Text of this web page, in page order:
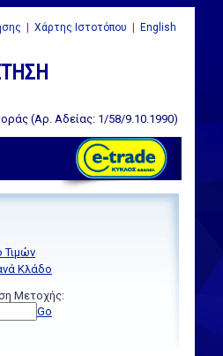
Χάρτης Ιστοτόπου English
(Αρ. Αδείας: 1/58/9.10.1990)
Τιμών
Κλάδο
Μετοχής:
Go